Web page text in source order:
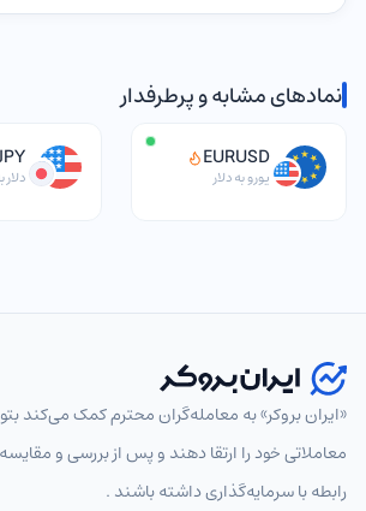
نمادهای مشابه و پرطرفدار
EURUSD
یورو به دلار دلار
انتخاب نماد
«ایران بروکر» به معامله‌گران محترم کمک می‌کند
معاملاتی خود را ارتقا دهند و پس از بررسی و
رابطه با سرمایه‌گذاری داشته باشند .